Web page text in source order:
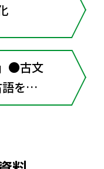
結び
●古文
を調